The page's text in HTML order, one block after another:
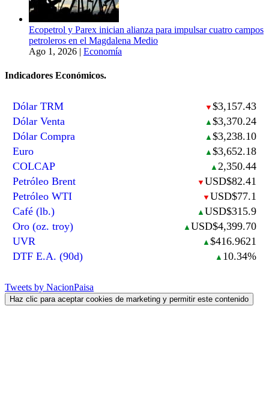
Ecopetrol y Parex inician alianza para impulsar cuatro campos
petroleros en el Magdalena Medio
Ago 1, 2026 | Economía
Indicadores Económicos.
Dólar TRM ▼ $3,157.43
Dólar Venta
▲ $3,370.24
Dólar Compra
▲ $3,238.10
Euro
▲ $3,652.18
COLCAP
▲ 2,350.44
Petróleo Brent
▼ USD$82.41
Petróleo WTI
▼ USD$77.1
Café (lb.)
▲ USD$315.9
Oro (oz. troy)
▲ USD$4,399.70
UVR
▲ $416.9621
DTF E.A. (90d)
▲ 10.34%
Tweets by NacionPaisa
Haz clic para aceptar cookies de marketing y permitir este contenido